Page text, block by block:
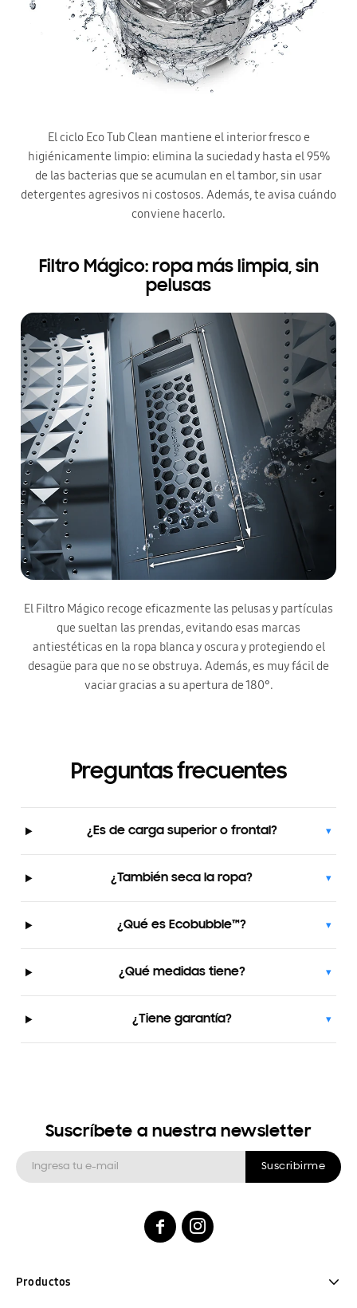
El ciclo Eco Tub Clean mantiene el interior fresco e
higiénicamente limpio: elimina la suciedad y hasta el 95%
de las bacterias que se acumulan en el tambor, sin usar
detergentes agresivos ni costosos. Además, te avisa cuándo
conviene hacerlo.
Filtro Mágico: ropa más limpia, sin
pelusas
El Filtro Mágico recoge eficazmente las pelusas y partículas
que sueltan las prendas, evitando esas marcas
antiestéticas en la ropa blanca y oscura y protegiendo el
desagüe para que no se obstruya. Además, es muy fácil de
vaciar gracias a su apertura de 180°.
Preguntas frecuentes
¿Es de carga superior o frontal? ▾
¿También seca la ropa? ▾
¿Qué es Ecobubble™? ▾
¿Qué medidas tiene? ▾
¿Tiene garantía? ▾
Productos
Suscríbete a nuestra newsletter
Suscribirme
 